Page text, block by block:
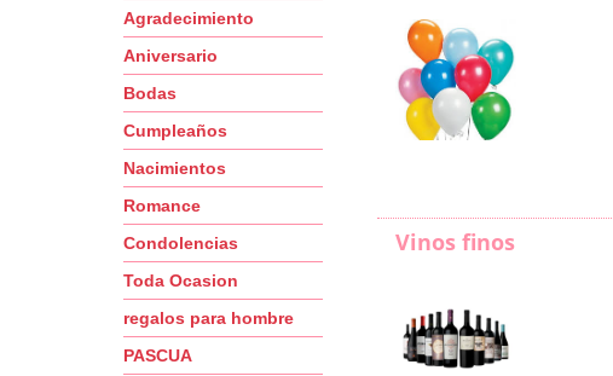
Agradecimiento
Aniversario
Bodas
Cumpleaños
Nacimientos
Romance
Condolencias
Toda Ocasion
regalos para hombre
PASCUA
Vinos finos